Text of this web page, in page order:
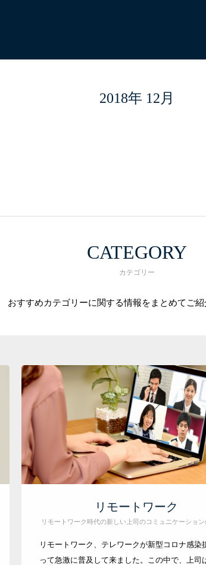
2018年 12月
CATEGORY
カテゴリー
おすすめカテゴリーに関する情報をまとめてご紹
リモートワーク
リモートワーク時代の新しい上司のコミュニケーショ
リモートワーク、テレワークが新型コロナ感染
って急激に普及して来ました。この中で、上司